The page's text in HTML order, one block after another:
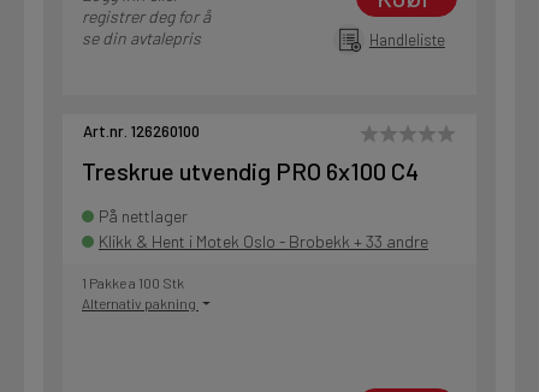
registrer deg for å
se din avtalepris
Handleliste
Art.nr. 126260100
Treskrue utvendig PRO 6x100 C4
På nettlager
Klikk & Hent i Motek Oslo - Brobekk + 33 andre
1 Pakke a 100 Stk
Alternativ pakning